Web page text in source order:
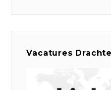
Vacatures